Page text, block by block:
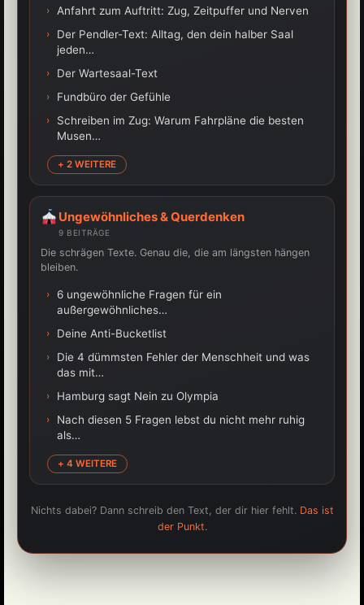
› Anfahrt zum Auftritt: Zug, Zeitpuffer und Nerven
›
Der Pendler-Text: Alltag, den dein halber Saal
jeden…
› Der Wartesaal-Text
› Fundbüro der Gefühle
›
Schreiben im Zug: Warum Fahrpläne die besten
Musen…
+ 2 WEITERE
Ungewöhnliches & Querdenken
9 BEITRÄGE
Die schrägen Texte. Genau die, die am längsten hängen
bleiben.
›
6 ungewöhnliche Fragen für ein
außergewöhnliches…
› Deine Anti-Bucketlist
›
Die 4 dümmsten Fehler der Menschheit und was
das mit…
› Hamburg sagt Nein zu Olympia
›
Nach diesen 5 Fragen lebst du nicht mehr ruhig
als…
+ 4 WEITERE
Nichts dabei? Dann schreib den Text, der dir hier fehlt. Das ist
der Punkt.